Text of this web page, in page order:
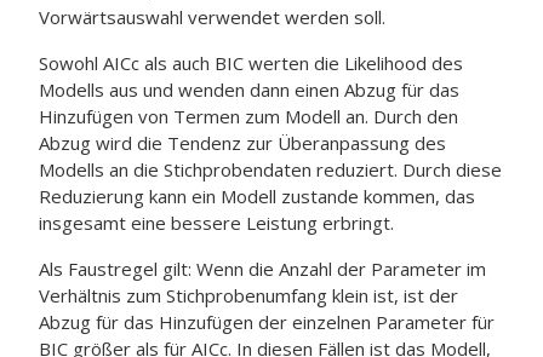
Vorwärtsauswahl verwendet werden soll.
Sowohl AICc als auch BIC werten die Likelihood des
Modells aus und wenden dann einen Abzug für das
Hinzufügen von Termen zum Modell an. Durch den
Abzug wird die Tendenz zur Überanpassung des
Modells an die Stichprobendaten reduziert. Durch diese
Reduzierung kann ein Modell zustande kommen, das
insgesamt eine bessere Leistung erbringt.
Als Faustregel gilt: Wenn die Anzahl der Parameter im
Verhältnis zum Stichprobenumfang klein ist, ist der
Abzug für das Hinzufügen der einzelnen Parameter für
BIC größer als für AICc. In diesen Fällen ist das Modell,